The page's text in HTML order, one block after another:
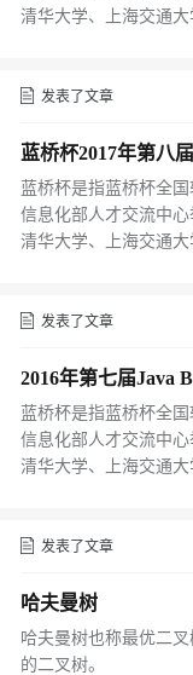
清华大学、上海交通大
发表了文章
蓝桥杯2017年第八
蓝桥杯是指蓝桥杯全
信息化部人才交流中
清华大学、上海交通大
发表了文章
2016年第七届Java
蓝桥杯是指蓝桥杯全
信息化部人才交流中
清华大学、上海交通大
发表了文章
哈夫曼树
哈夫曼树也称最优二
的二叉树。